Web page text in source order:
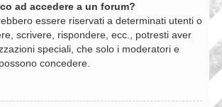
ad accedere a un forum?
essere riservati a determinati utenti o
scrivere, rispondere, ecc., potresti aver
speciali, che solo i moderatori e
concedere.